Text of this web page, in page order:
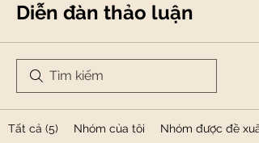
Diễn đàn thảo luận
Tất cả (5) Nhóm của tôi Nhóm được đề xuất